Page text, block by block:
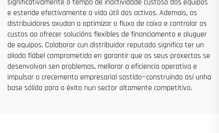
significativamente o tempo de inactividade custoso dos equipos
e estende efectivamente a vida útil dos activos. Ademais, os
distribuidores axudan a optimizar o fluxo de caixa e controlar os
custos ao ofrecer solucións flexibles de financiamento e aluguer
de equipos. Colaborar cun distribuidor reputado significa ter un
aliado fiábel comprometido en garantir que os seus proxectos se
desenvolvan sen problemas, mellorar a eficiencia operativa e
impulsar o crecemento empresarial sostido—construíndo así unha
base sólida para o éxito nun sector altamente competitivo.